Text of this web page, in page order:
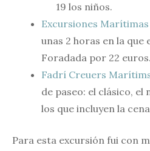
19 los niños.
Excursiones
unas 2 horas en la que
Foradada por 22 euros.
Fadrí Creuers
de paseo: el clásico, el
los que incluyen la
Para esta excursión fui con